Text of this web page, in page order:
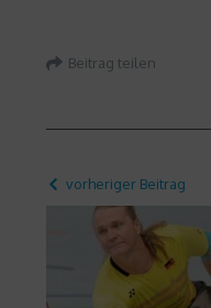
Beitrag teilen
vorheriger Beitrag